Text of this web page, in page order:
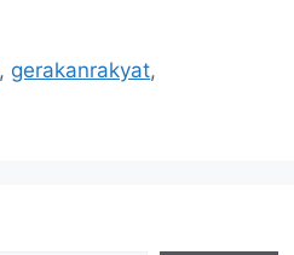
, gerakanrakyat,